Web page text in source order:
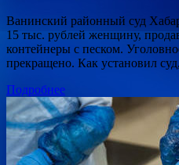
Ванинский районный суд
15 тыс. рублей женщину,
контейнеры с песком.
прекращено. Как установил
Подробнее